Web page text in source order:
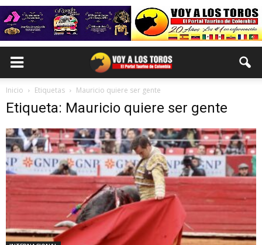
Inicio Etiquetas Mauricio quiere ser gente
Etiqueta: Mauricio quiere ser gente